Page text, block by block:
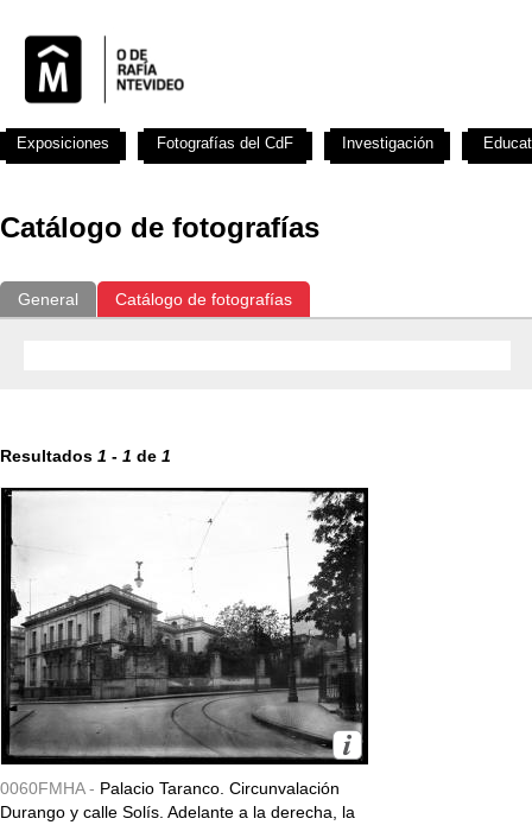
Catálogo de fotografías
General Catálogo de fotografías
Resultados 1 - 1 de 1
0060FMHA - Palacio Taranco. Circunvalación
Durango y calle Solís. Adelante a la derecha, la
Exposiciones Fotografías del CdF Investigación